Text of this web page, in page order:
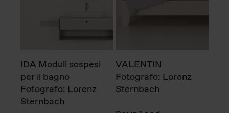
IDA Moduli sospesi
per il bagno
Fotografo: Lorenz
Sternbach
VALENTIN
Fotografo: Lorenz
Sternbach